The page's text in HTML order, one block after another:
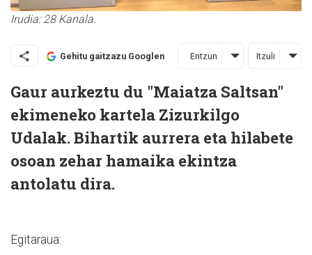
Irudia: 28 Kanala.
Gehitu gaitzazu Googlen Entzun Itzuli
Gaur aurkeztu du "Maiatza Saltsan"
ekimeneko kartela Zizurkilgo
Udalak. Bihartik aurrera eta hilabete
osoan zehar hamaika ekintza
antolatu dira.
Egitaraua: